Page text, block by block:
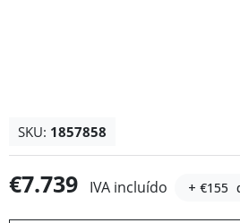
SKU: 1857858
€7.739 IVA incluído + €155